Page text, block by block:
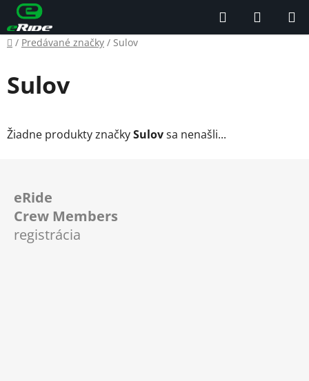
Prejsť
na
obsah
Hľadať
KOŠÍK
Domov
/ Predávané značky / Sulov
Sulov
Žiadne produkty značkySulovsa nenašli...
eRide
Crew Members
registrácia